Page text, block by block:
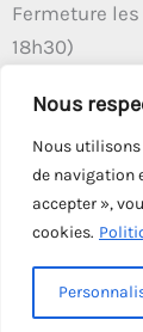
Nous
Nous
de navigation
accepter »,
cookies.
Fermeture
18h30)
Copyright ©